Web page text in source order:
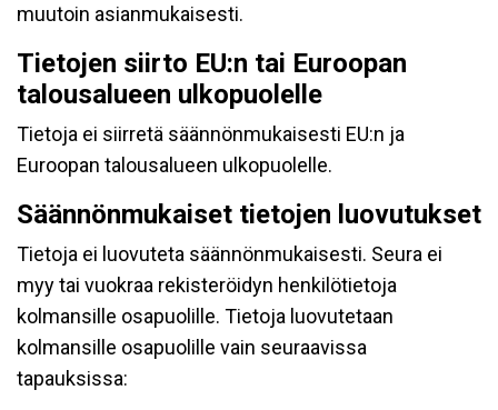
muutoin asianmukaisesti.
Tietojen siirto EU:n tai Euroopan
talousalueen ulkopuolelle
Tietoja ei siirretä säännönmukaisesti EU:n ja
Euroopan talousalueen ulkopuolelle.
Säännönmukaiset tietojen luovutukset
Tietoja ei luovuteta säännönmukaisesti. Seura ei
myy tai vuokraa rekisteröidyn henkilötietoja
kolmansille osapuolille. Tietoja luovutetaan
kolmansille osapuolille vain seuraavissa
tapauksissa: